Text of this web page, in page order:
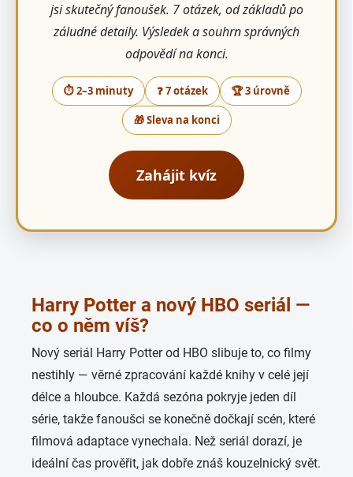
jsi skutečný fanoušek. 7 otázek, od základů po
záludné detaily. Výsledek a souhrn správných
odpovědí na konci.
⏱ 2–3 minuty ❓ 7 otázek 🏆 3 úrovně
🎁 Sleva na konci
Zahájit kvíz
Harry Potter a nový HBO seriál —
co o něm víš?
Nový seriál Harry Potter od HBO slibuje to, co filmy
nestihly — věrné zpracování každé knihy v celé její
délce a hloubce. Každá sezóna pokryje jeden díl
série, takže fanoušci se konečně dočkají scén, které
filmová adaptace vynechala. Než seriál dorazí, je
ideální čas prověřit, jak dobře znáš kouzelnický svět.